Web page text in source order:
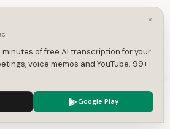
виснуть и перегреваться.
больших чисел. Вот здесь в
Это 95% мужчин, у которых
и стремление к
женщин, у которых окситоцин
experience.
×
of free AI transcription for your
voice memos and YouTube. 99+
Google Play